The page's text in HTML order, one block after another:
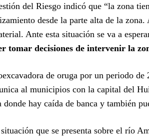
del Riesgo indicó que “la zona
desde la parte alta de la
Ante esta situación se va a
tomar decisiones de intervenir la
de oruga por un periodo
al municipios con la capital del
hay caída de banca y también
que se presenta sobre el río